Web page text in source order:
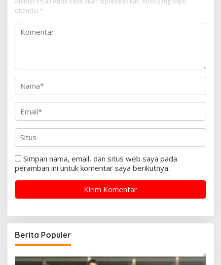
ditandai *
Simpan nama, email, dan situs web saya pada
peramban ini untuk komentar saya berikutnya.
Berita Populer